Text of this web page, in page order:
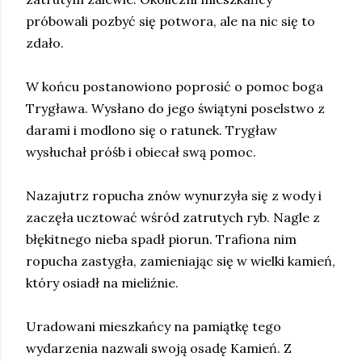
próbowali pozbyć się potwora, ale na nic się to
zdało.
W końcu postanowiono poprosić o pomoc boga
Trygława. Wysłano do jego świątyni poselstwo z
darami i modlono się o ratunek. Trygław
wysłuchał próśb i obiecał swą pomoc.
Nazajutrz ropucha znów wynurzyła się z wody i
zaczęła ucztować wśród zatrutych ryb. Nagle z
błękitnego nieba spadł piorun. Trafiona nim
ropucha zastygła, zamieniając się w wielki kamień,
który osiadł na mieliźnie.
Uradowani mieszkańcy na pamiątkę tego
wydarzenia nazwali swoją osadę Kamień. Z